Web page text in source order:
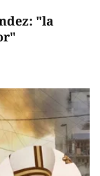
"la